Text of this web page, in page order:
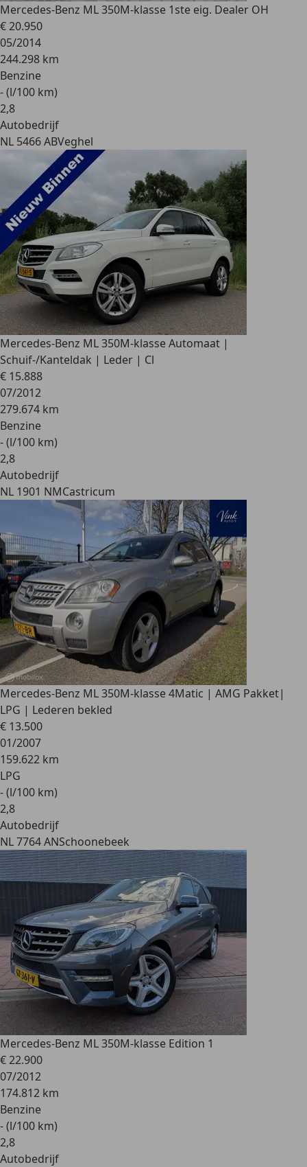
Mercedes-Benz ML 350M-klasse 1ste eig. Dealer OH
€ 20.950
05/2014
244.298 km
Benzine
- (l/100 km)
2,8
Autobedrijf
NL 5466 ABVeghel
Mercedes-Benz ML 350M-klasse Automaat |
Schuif-/Kanteldak | Leder | Cl
€ 15.888
07/2012
279.674 km
Benzine
- (l/100 km)
2,8
Autobedrijf
NL 1901 NMCastricum
Mercedes-Benz ML 350M-klasse 4Matic | AMG Pakket|
LPG | Lederen bekled
€ 13.500
01/2007
159.622 km
LPG
- (l/100 km)
2,8
Autobedrijf
NL 7764 ANSchoonebeek
Mercedes-Benz ML 350M-klasse Edition 1
€ 22.900
07/2012
174.812 km
Benzine
- (l/100 km)
2,8
Autobedrijf